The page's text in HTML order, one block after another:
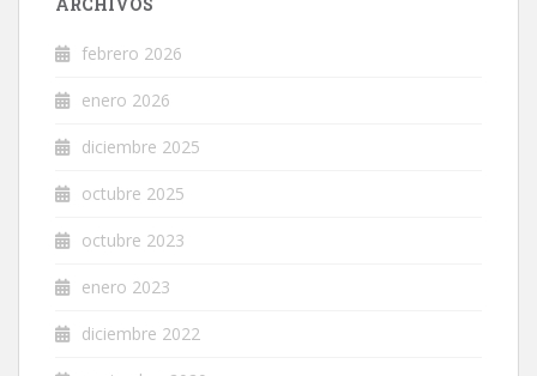
ARCHIVOS
febrero 2026
enero 2026
diciembre 2025
octubre 2025
octubre 2023
enero 2023
diciembre 2022